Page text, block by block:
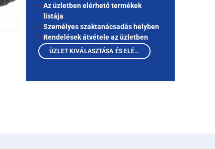
Az üzletben elérhető termékek
listája
Személyes szaktanácsadás helyben
Rendelések átvétele az üzletben
ÜZLET KIVÁLASZTÁSA ÉS ELÉRHETŐ TERMÉKEK MEGTEKINTÉSE